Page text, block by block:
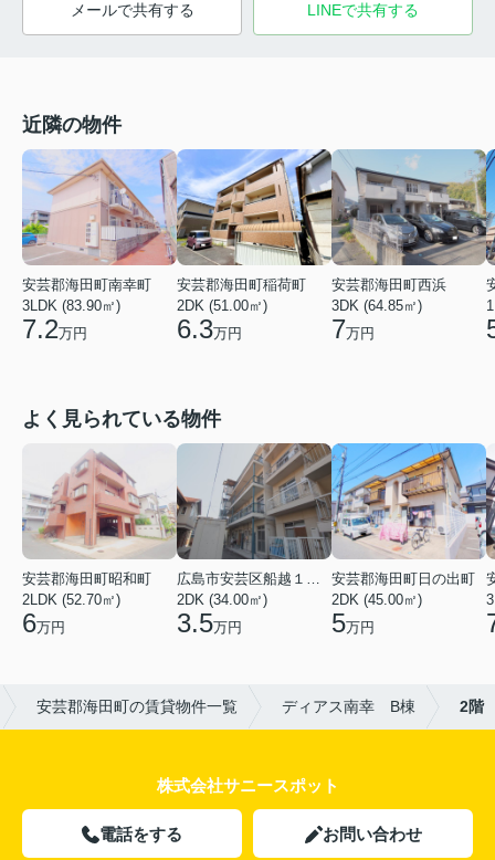
メールで共有する LINEで共有する
近隣の物件
安芸郡海田町南幸町
3LDK (83.90㎡)
7.2万円
安芸郡海田町稲荷町
2DK (51.00㎡)
6.3万円
安芸郡海田町西浜
3DK (64.85㎡)
7万円
よく見られている物件
安芸郡海田町昭和町
2LDK (52.70㎡)
6万円
広島市安芸区船越１丁目
2DK (34.00㎡)
3.5万円
安芸郡海田町日の出町
2DK (45.00㎡)
5万円
安芸郡海田町の賃貸物件一覧 ディアス南幸 B棟 2階
株式会社サニースポット
電話をする お問い合わせ